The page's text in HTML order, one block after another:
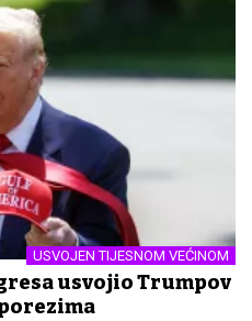
USVOJEN TIJESNOM VEĆINOM
usvojio Trumpov